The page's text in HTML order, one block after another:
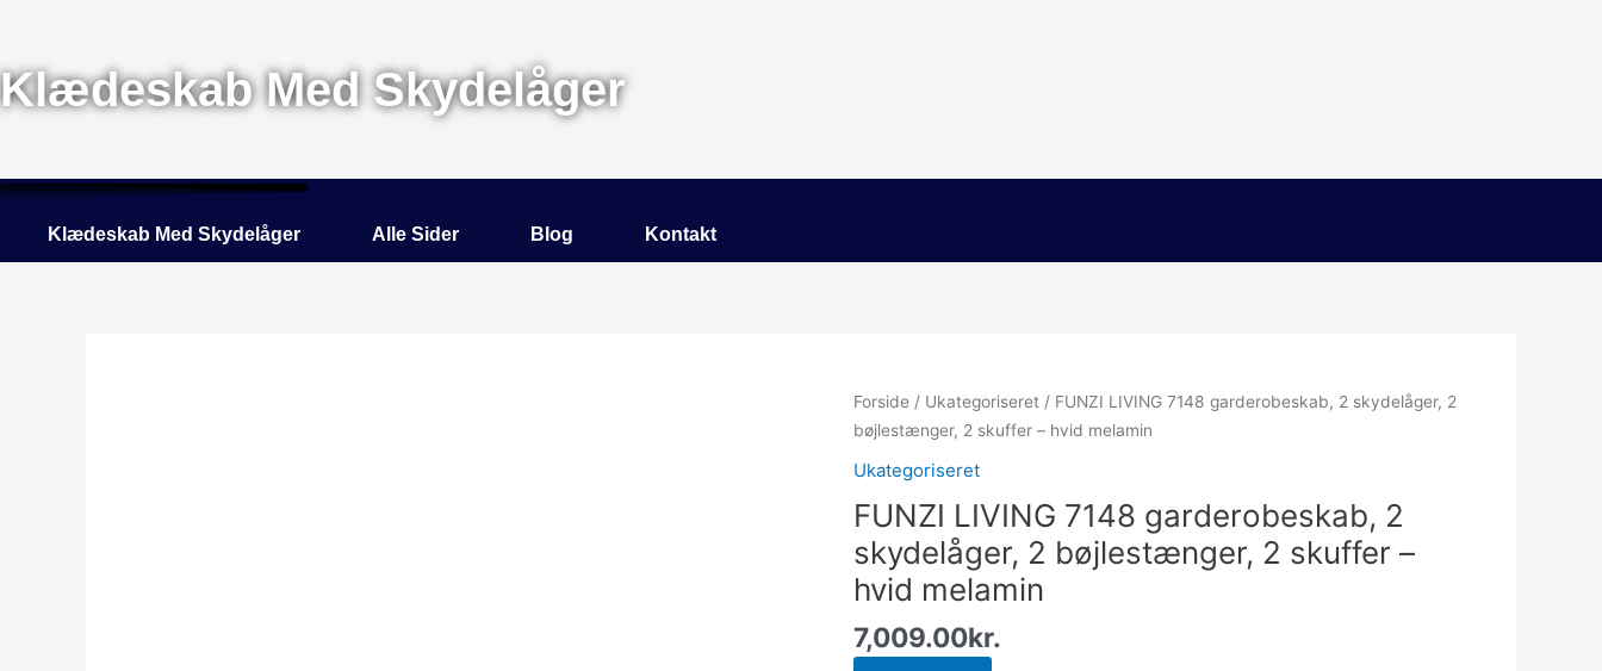
indholdet
Klædeskab Med Skydelåger
Klædeskab Med Skydelåger Alle Sider Blog Kontakt
Forside / Ukategoriseret / FUNZI LIVING 7148 garderobeskab, 2 skydelåger, 2
bøjlestænger, 2 skuffer – hvid melamin
Ukategoriseret
FUNZI LIVING 7148 garderobeskab, 2
skydelåger, 2 bøjlestænger, 2 skuffer –
hvid melamin
7,009.00kr.